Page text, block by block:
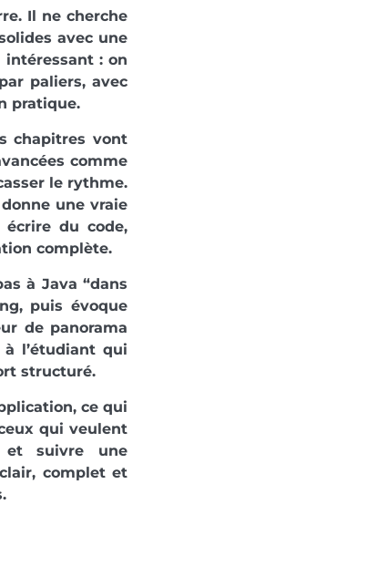
Il ne cherche
avec une
intéressant : on
paliers, avec
pratique.
chapitres vont
comme
le rythme.
une vraie
écrire du code,
complète.
à Java “dans
puis évoque
de panorama
l’étudiant qui
structuré.
ce qui
qui veulent
et suivre une
complet et